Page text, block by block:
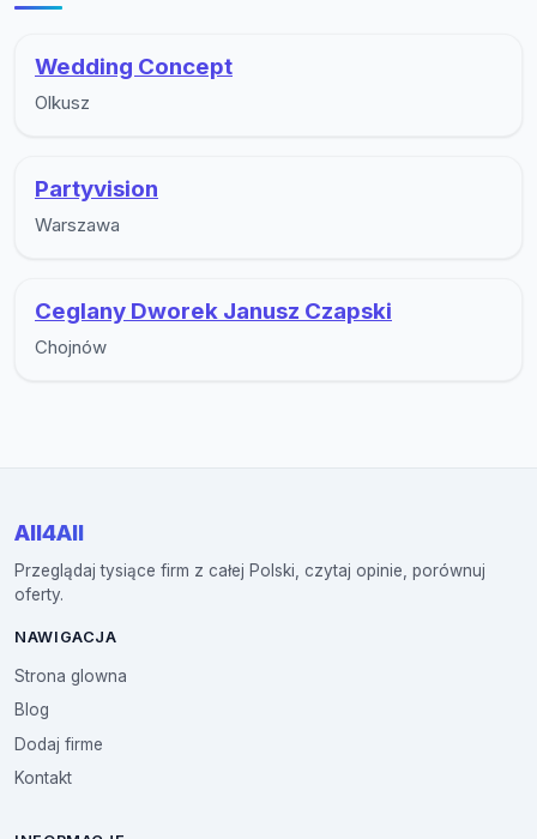
Wedding Concept
Olkusz
Partyvision
Warszawa
Ceglany Dworek Janusz Czapski
Chojnów
All4All
Przeglądaj tysiące firm z całej Polski, czytaj opinie, porównuj
oferty.
NAWIGACJA
Strona glowna
Blog
Dodaj firme
Kontakt